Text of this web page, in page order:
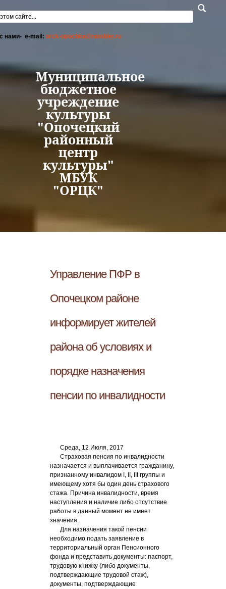
поиска
нами- e-mail: orck-opochka@rambler.ru
Муниципальное
бюджетное
учреждение
культуры
"Опочецкий
районный
центр
культуры"
МБУК
"ОРЦК"
Управление ПФР в
Опочецком районе
информирует жителей
района об условиях и
порядке назначения
пенсии по инвалидности
Среда, 12 Июля, 2017
Страховая пенсия по инвалидности
назначается и выплачивается гражданину,
признанному инвалидом I, II, III группы и
имеющему хотя бы один день страхового
стажа. Причина инвалидности, время
наступления и наличие либо отсутствие
работы в данный момент не имеет
значения.
Для назначения такой пенсии
необходимо подать заявление в
территориальный орган Пенсионного
фонда и представить документы: паспорт,
трудовую книжку (либо документы,
подтверждающие трудовой стаж),
документы, подтверждающие